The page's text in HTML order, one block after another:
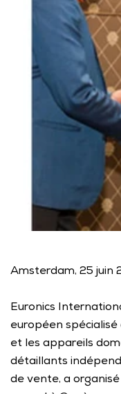
Amsterdam, 25 juin
Euronics
européen
et les appareils
détaillants
de vente, a